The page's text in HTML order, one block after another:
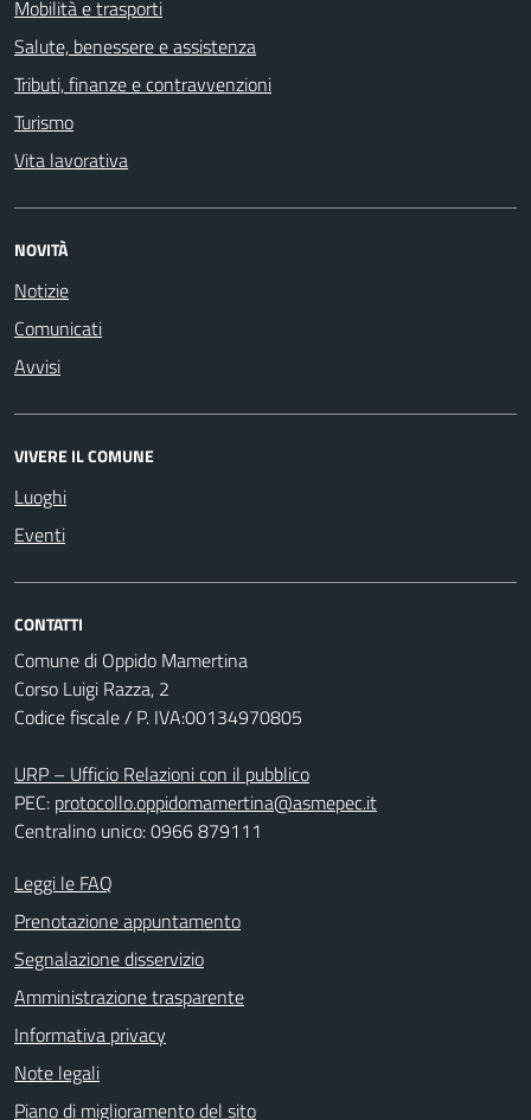
Mobilità e trasporti
Salute, benessere e assistenza
Tributi, finanze e contravvenzioni
Turismo
Vita lavorativa
NOVITÀ
Notizie
Comunicati
Avvisi
VIVERE IL COMUNE
Luoghi
Eventi
CONTATTI
Comune di Oppido Mamertina
Corso Luigi Razza, 2
Codice fiscale / P. IVA:00134970805
URP – Ufficio Relazioni con il pubblico
PEC: protocollo.oppidomamertina@asmepec.it
Centralino unico: 0966 879111
Leggi le FAQ
Prenotazione appuntamento
Segnalazione disservizio
Amministrazione trasparente
Informativa privacy
Note legali
Piano di miglioramento del sito